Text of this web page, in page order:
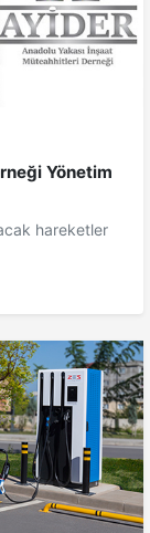
Yönetim
hareketler